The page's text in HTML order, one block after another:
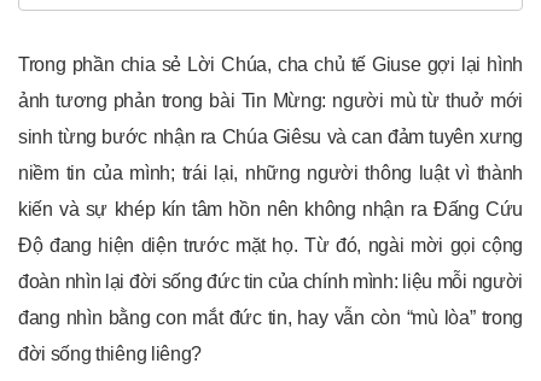
Trong phần chia sẻ Lời Chúa, cha chủ tế Giuse gợi lại hình
ảnh tương phản trong bài Tin Mừng: người mù từ thuở mới
sinh từng bước nhận ra Chúa Giêsu và can đảm tuyên xưng
niềm tin của mình; trái lại, những người thông luật vì thành
kiến và sự khép kín tâm hồn nên không nhận ra Đấng Cứu
Độ đang hiện diện trước mặt họ. Từ đó, ngài mời gọi cộng
đoàn nhìn lại đời sống đức tin của chính mình: liệu mỗi người
đang nhìn bằng con mắt đức tin, hay vẫn còn “mù lòa” trong
đời sống thiêng liêng?